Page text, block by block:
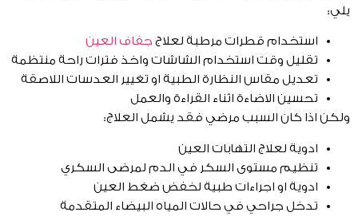
يلي:
استخدام قطرات مرطبة لعلاج جفاف العين
تقليل وقت استخدام الشاشات واخذ فترات راحة منتظمة
تعديل مقاس النظارة الطبية او تغيير العدسات اللاصقة
تحسين الاضاءة اثناء القراءة والعمل
ولكن اذا كان السبب مرضي فقد يشمل العلاج:
ادوية لعلاج التهابات العين
تنظيم مستوى السكر في الدم لمرضى السكري
ادوية او اجراءات طبية لخفض ضغط العين
تدخل جراحي في حالات المياه البيضاء المتقدمة